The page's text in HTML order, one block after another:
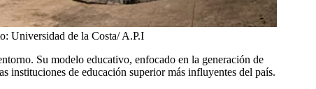
Universidad de la Costa/ A.P.I
Su modelo educativo, enfocado en la generación de
instituciones de educación superior más influyentes del país.